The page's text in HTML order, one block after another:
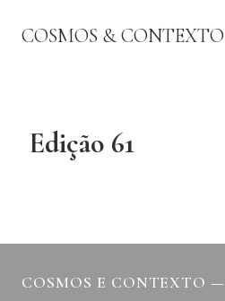
paraCOSMOS & CONTEXTO
Edição 61
COSMOS E CONTEXTO—